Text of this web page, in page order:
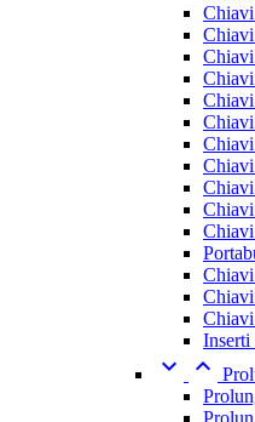
Chiavi
Chiavi
Chiavi
Chiavi
Chiavi
Chiavi
Inserti
 